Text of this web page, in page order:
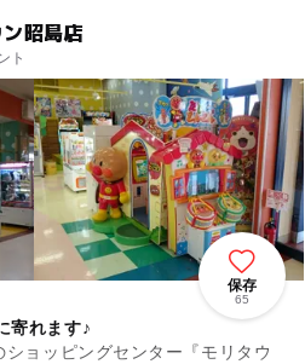
昭島店
ト
保存
65
寄れます♪
ョッピングセンター『モリタウ